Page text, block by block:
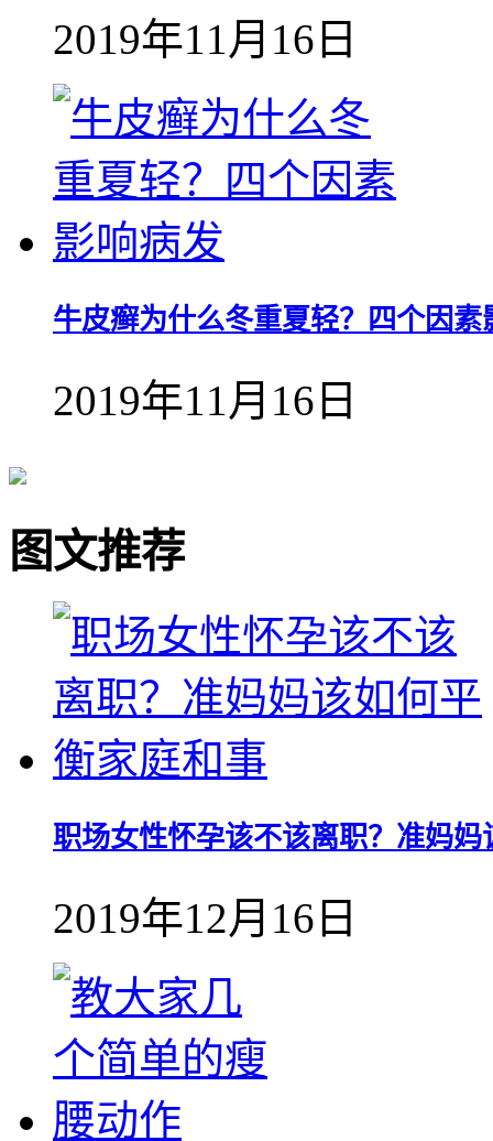
2019年11月16日
牛皮癣为什么冬重夏轻？四个因素
2019年11月16日
图文推荐
职场女性怀孕该不该离职？准妈
2019年12月16日